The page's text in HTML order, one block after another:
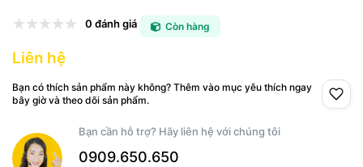
0 đánh giá Còn hàng
Liên hệ
Bạn có thích sản phẩm này không? Thêm vào mục yêu thích ngay
bây giờ và theo dõi sản phẩm.
Bạn cần hỗ trợ? Hãy liên hệ với chúng tôi
0909.650.650